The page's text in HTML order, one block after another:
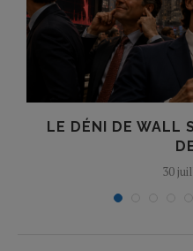
LE DÉNI DE WALL
30